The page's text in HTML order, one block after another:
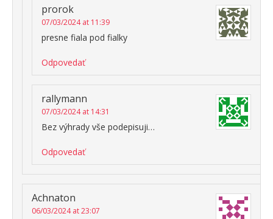
prorok
07/03/2024 at 11:39
presne fiala pod fialky
Odpovedať
rallymann
07/03/2024 at 14:31
Bez výhrady vše podepisuji…
Odpovedať
Achnaton
06/03/2024 at 23:07